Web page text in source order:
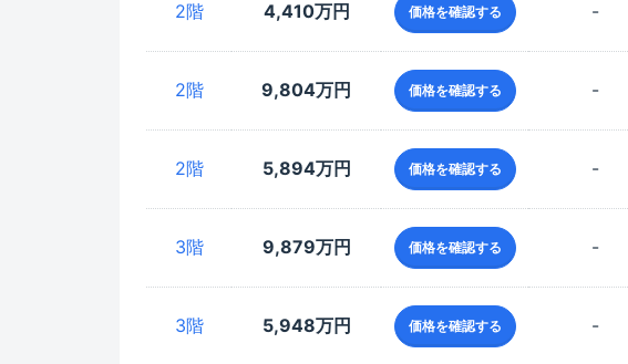
2階 4,410万円 価格を確認する -
2階 9,804万円 価格を確認する -
2階 5,894万円 価格を確認する -
3階 9,879万円 価格を確認する -
3階 5,948万円 価格を確認する -